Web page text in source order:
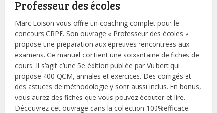
Professeur des écoles
Marc Loison vous offre un coaching complet pour le
concours CRPE. Son ouvrage « Professeur des écoles »
propose une préparation aux épreuves rencontrées aux
examens. Ce manuel contient une soixantaine de fiches de
cours. Il s’agit d’une 5e édition publiée par Vuibert qui
propose 400 QCM, annales et exercices. Des corrigés et
des astuces de méthodologie y sont aussi inclus. En bonus,
vous aurez des fiches que vous pouvez écouter et lire.
Découvrez cet ouvrage dans la collection 100%efficace.